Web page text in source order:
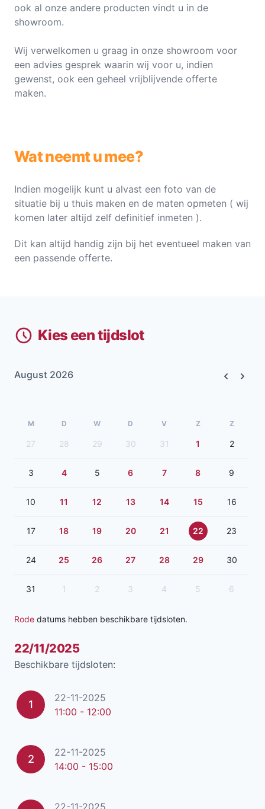
ook al onze andere producten vindt u in de
showroom.
Wij verwelkomen u graag in onze showroom voor
een advies gesprek waarin wij voor u, indien
gewenst, ook een geheel vrijblijvende offerte
maken.
Wat neemt u mee?
Indien mogelijk kunt u alvast een foto van de
situatie bij u thuis maken en de maten opmeten ( wij
komen later altijd zelf definitief inmeten ).
Dit kan altijd handig zijn bij het eventueel maken van
een passende offerte.
Kies een tijdslot
August 2026
M D W D V Z Z
27 28 29 30 31 1 2
3 4 5 6 7 8 9
10 11 12 13 14 15 16
17 18 19 20 21 22 23
24 25 26 27 28 29 30
31 1 2 3 4 5 6
Rode datums hebben beschikbare tijdsloten.
22/11/2025
Beschikbare tijdsloten:
1
22-11-2025
11:00 - 12:00
2
22-11-2025
14:00 - 15:00
22-11-2025